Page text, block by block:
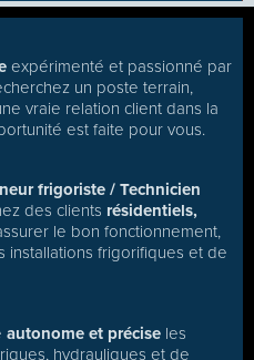
expérimenté et passionné par
un poste terrain,
vraie relation client dans la
est faite pour vous.
frigoriste / Technicien
des clients résidentiels,
le bon fonctionnement,
installations frigorifiques et de
autonome et précise les
hydrauliques et de